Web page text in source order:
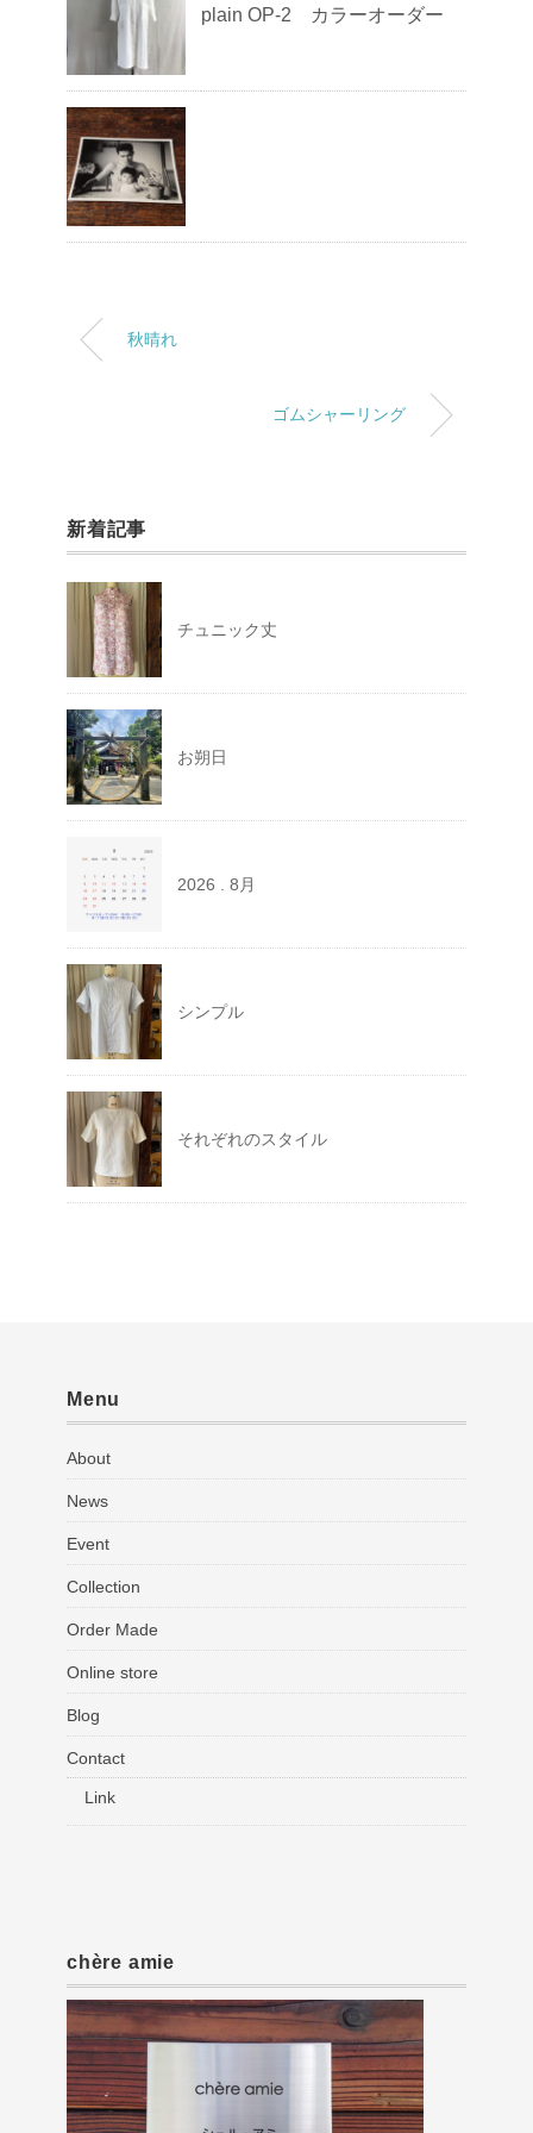
plain OP-2 カラーオーダー
秋晴れ
ゴムシャーリング
新着記事
チュニック丈
お朔日
2026 . 8月
シンプル
それぞれのスタイル
Menu
About
News
Event
Collection
Order Made
Online store
Blog
Contact
Link
chère amie